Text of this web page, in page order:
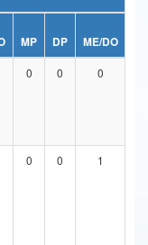
MP DP ME/DO
0 0 0
0 0 1